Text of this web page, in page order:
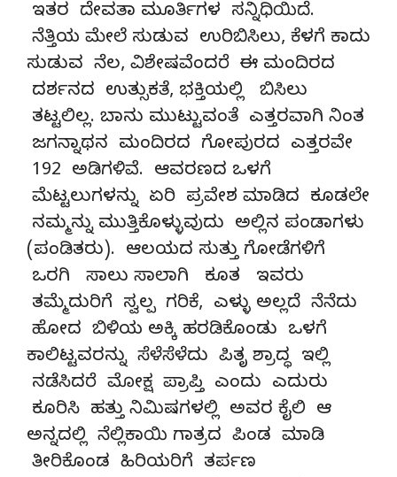
ಇತರ ದೇವತಾ ಮೂರ್ತಿಗಳ ಸನ್ನಿಧಿಯಿದೆ.
ನೆತ್ತಿಯ ಮೇಲೆ ಸುಡುವ ಉರಿಬಿಸಿಲು, ಕೆಳಗೆ ಕಾದು
ಸುಡುವ ನೆಲ, ವಿಶೇಷವೆಂದರೆ ಈ ಮಂದಿರದ
ದರ್ಶನದ ಉತ್ಸುಕತೆ, ಭಕ್ತಿಯಲ್ಲಿ ಬಿಸಿಲು
ತಟ್ಟಲಿಲ್ಲ. ಬಾನು ಮುಟ್ಟುವಂತೆ ಎತ್ತರವಾಗಿ ನಿಂತ
ಜಗನ್ನಾಥನ ಮಂದಿರದ ಗೋಪುರದ ಎತ್ತರವೇ
192 ಅಡಿಗಳಿವೆ. ಆವರಣದ ಒಳಗೆ
ಮೆಟ್ಟಲುಗಳನ್ನು ಏರಿ ಪ್ರವೇಶ ಮಾಡಿದ ಕೂಡಲೇ
ನಮ್ಮನ್ನು ಮುತ್ತಿಕೊಳ್ಳುವುದು ಅಲ್ಲಿನ ಪಂಡಾಗಳು
(ಪಂಡಿತರು). ಆಲಯದ ಸುತ್ತು ಗೋಡೆಗಳಿಗೆ
ಒರಗಿ ಸಾಲು ಸಾಲಾಗಿ ಕೂತ ಇವರು
ತಮ್ಮೆದುರಿಗೆ ಸ್ವಲ್ಪ ಗರಿಕೆ, ಎಳ್ಳು ಅಲ್ಲದೆ ನೆನೆದು
ಹೋದ ಬಿಳಿಯ ಅಕ್ಕಿ ಹರಡಿಕೊಂಡು ಒಳಗೆ
ಕಾಲಿಟ್ಟವರನ್ನು ಸೆಳೆಸೆಳೆದು ಪಿತೃ ಶ್ರಾದ್ಧ ಇಲ್ಲಿ
ನಡೆಸಿದರೆ ಮೋಕ್ಷ ಪ್ರಾಪ್ತಿ ಎಂದು ಎದುರು
ಕೂರಿಸಿ ಹತ್ತು ನಿಮಿಷಗಳಲ್ಲಿ ಅವರ ಕೈಲಿ ಆ
ಅನ್ನದಲ್ಲಿ ನೆಲ್ಲಿಕಾಯಿ ಗಾತ್ರದ ಪಿಂಡ ಮಾಡಿ
ತೀರಿಕೊಂಡ ಹಿರಿಯರಿಗೆ ತರ್ಪಣ